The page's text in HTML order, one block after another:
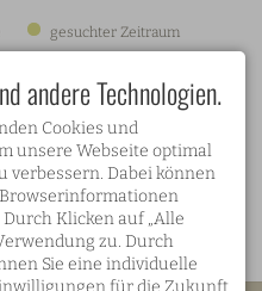
gesuchter Zeitraum
andere Technologien.
Cookies und
unsere Webseite optimal
verbessern. Dabei können
Klicken auf „Alle
zu. Durch
Sie eine individuelle